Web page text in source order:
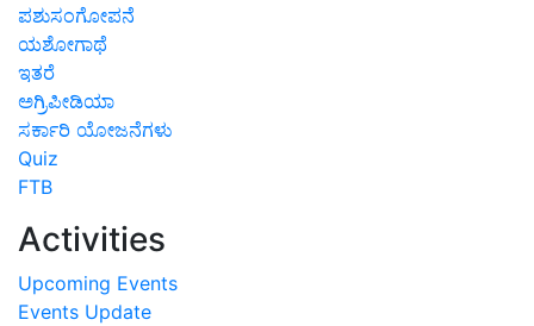
ಪಶುಸಂಗೋಪನೆ
ಯಶೋಗಾಥೆ
ಇತರೆ
ಅಗ್ರಿಪೀಡಿಯಾ
ಸರ್ಕಾರಿ ಯೋಜನೆಗಳು
Quiz
FTB
Activities
Upcoming Events
Events Update